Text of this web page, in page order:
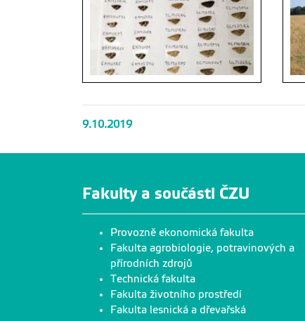
9.10.2019
Fakulty a součásti ČZU
Provozně ekonomická fakulta
Fakulta agrobiologie, potravinových a
přírodních zdrojů
Technická fakulta
Fakulta životního prostředí
Fakulta lesnická a dřevařská